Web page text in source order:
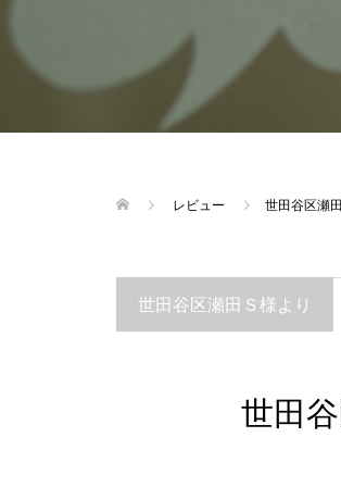
レビュー 世田谷区瀬
世田谷区瀬田Ｓ様より
世田